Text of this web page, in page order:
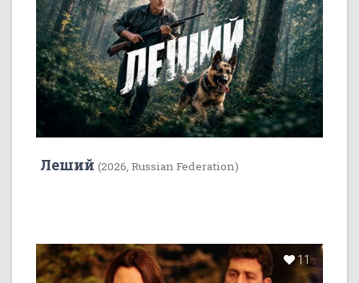
Леший (2026, Russian Federation)
11